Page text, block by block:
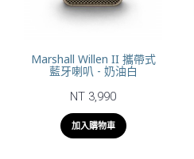
Marshall Willen II 攜帶式
藍牙喇叭 - 奶油白
NT 3,990
加入購物車